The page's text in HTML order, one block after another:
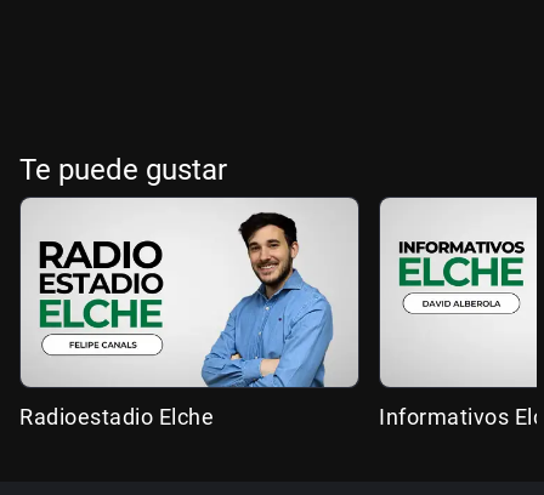
Te puede gustar
Radioestadio Elche Informativos